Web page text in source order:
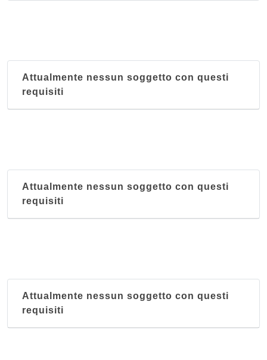
Attualmente nessun soggetto con questi
requisiti
Attualmente nessun soggetto con questi
requisiti
Attualmente nessun soggetto con questi
requisiti